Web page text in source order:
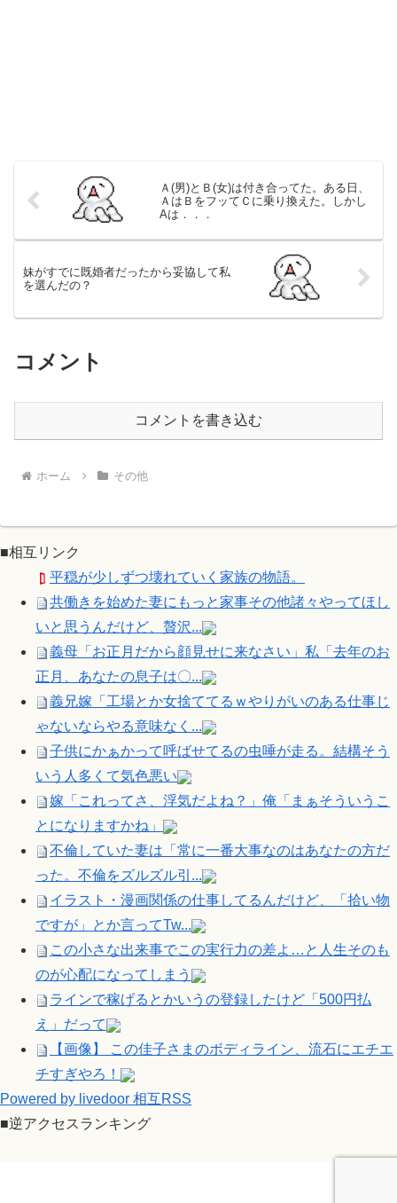
Ａ(男)とＢ(女)は付き合ってた。ある日、
ＡはＢをフッてＣに乗り換えた。しかし
Aは．．．
妹がすでに既婚者だったから妥協して私
を選んだの？
コメント
コメントを書き込む
ホーム その他
■相互リンク
平穏が少しずつ壊れていく家族の物語。
共働きを始めた妻にもっと家事その他諸々やってほし
いと思うんだけど、贅沢...
義母「お正月だから顔見せに来なさい」私「去年のお
正月、あなたの息子は〇...
義兄嫁「工場とか女捨ててるｗやりがいのある仕事じ
ゃないならやる意味なく...
子供にかぁかって呼ばせてるの虫唾が走る。結構そう
いう人多くて気色悪い
嫁「これってさ、浮気だよね？」俺「まぁそういうこ
とになりますかね」
不倫していた妻は「常に一番大事なのはあなたの方だ
った。不倫をズルズル引...
イラスト・漫画関係の仕事してるんだけど、「拾い物
ですが」とか言ってTw...
この小さな出来事でこの実行力の差よ…と人生そのも
のが心配になってしまう
ラインで稼げるとかいうの登録したけど「500円払
え」だって
【画像】 この佳子さまのボディライン、流石にエチエ
チすぎやろ！
Powered by livedoor 相互RSS
■逆アクセスランキング